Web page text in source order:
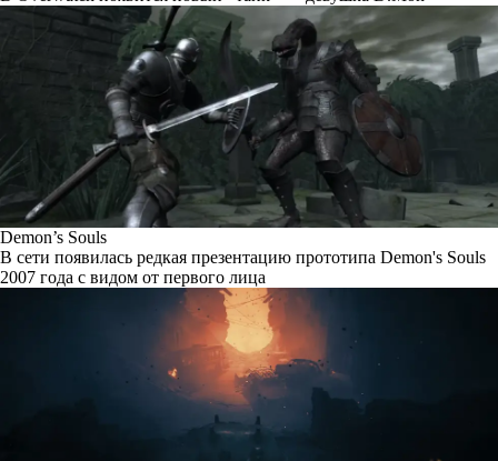
Demon’s Souls
В сети появилась редкая презентацию прототипа Demon's Souls
2007 года с видом от первого лица